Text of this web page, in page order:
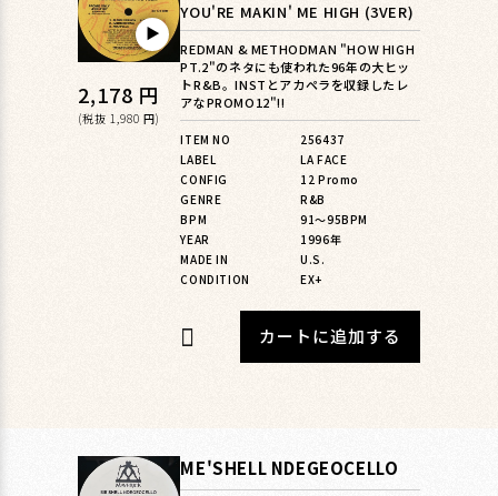
▶︎
通
常
2,178 円
(税抜 1,980 円)
YOU'RE MAKIN' ME HIGH (3VER)
REDMAN & METHODMAN "HOW HIGH
PT.2"のネタにも使われた96年の大ヒッ
トR&B。INSTとアカペラを収録したレ
アなPROMO12"!!
ITEM NO
256437
LABEL
LA FACE
CONFIG
12 Promo
GENRE
R&B
BPM
91〜95BPM
YEAR
1996年
MADE IN
U.S.
CONDITION
EX+
カートに追加する
ME'SHELL NDEGEOCELLO